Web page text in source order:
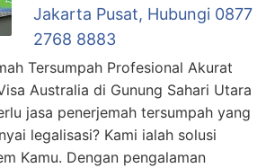
Jakarta Pusat, Hubungi 0877
2768 8883
Tersumpah Profesional Akurat
Australia di Gunung Sahari Utara
jasa penerjemah tersumpah yang
legalisasi? Kami ialah solusi
Kamu. Dengan pengalaman